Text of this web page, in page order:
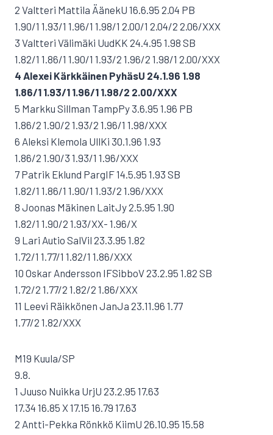
2 Valtteri Mattila ÄänekU 16.6.95 2.04 PB
1.90/1 1.93/1 1.96/1 1.98/1 2.00/1 2.04/2 2.06/XXX
3 Valtteri Välimäki UudKK 24.4.95 1.98 SB
1.82/1 1.86/1 1.90/1 1.93/2 1.96/2 1.98/1 2.00/XXX
4 Alexei Kärkkäinen PyhäsU 24.1.96 1.98
1.86/1 1.93/1 1.96/1 1.98/2 2.00/XXX
5 Markku Sillman TampPy 3.6.95 1.96 PB
1.86/2 1.90/2 1.93/2 1.96/1 1.98/XXX
6 Aleksi Klemola UllKi 30.1.96 1.93
1.86/2 1.90/3 1.93/1 1.96/XXX
7 Patrik Eklund PargIF 14.5.95 1.93 SB
1.82/1 1.86/1 1.90/1 1.93/2 1.96/XXX
8 Joonas Mäkinen LaitJy 2.5.95 1.90
1.82/1 1.90/2 1.93/XX- 1.96/X
9 Lari Autio SalVil 23.3.95 1.82
1.72/1 1.77/1 1.82/1 1.86/XXX
10 Oskar Andersson IFSibboV 23.2.95 1.82 SB
1.72/2 1.77/2 1.82/2 1.86/XXX
11 Leevi Räikkönen JanJa 23.11.96 1.77
1.77/2 1.82/XXX
M19 Kuula/SP
9.8.
1 Juuso Nuikka UrjU 23.2.95 17.63
17.34 16.85 X 17.15 16.79 17.63
2 Antti-Pekka Rönkkö KiimU 26.10.95 15.58